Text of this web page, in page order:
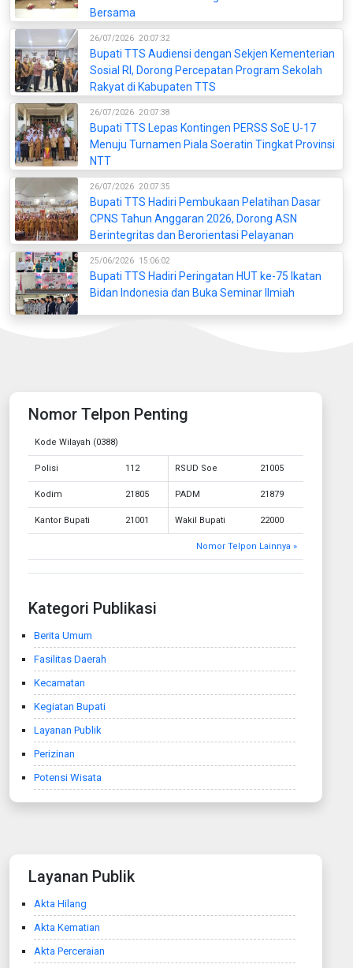
Bersama
26/07/2026 20:07:32
Bupati TTS Audiensi dengan Sekjen Kementerian
Sosial RI, Dorong Percepatan Program Sekolah
Rakyat di Kabupaten TTS
26/07/2026 20:07:38
Bupati TTS Lepas Kontingen PERSS SoE U-17
Menuju Turnamen Piala Soeratin Tingkat Provinsi
NTT
26/07/2026 20:07:35
Bupati TTS Hadiri Pembukaan Pelatihan Dasar
CPNS Tahun Anggaran 2026, Dorong ASN
Berintegritas dan Berorientasi Pelayanan
25/06/2026 15:06:02
Bupati TTS Hadiri Peringatan HUT ke-75 Ikatan
Bidan Indonesia dan Buka Seminar Ilmiah
Nomor Telpon Penting
Kode Wilayah (0388)
Polisi 112 RSUD Soe 21005
Kodim 21805 PADM 21879
Kantor Bupati 21001 Wakil Bupati 22000
Nomor Telpon Lainnya »
Kategori Publikasi
Berita Umum
Fasilitas Daerah
Kecamatan
Kegiatan Bupati
Layanan Publik
Perizinan
Potensi Wisata
Layanan Publik
Akta Hilang
Akta Kematian
Akta Perceraian